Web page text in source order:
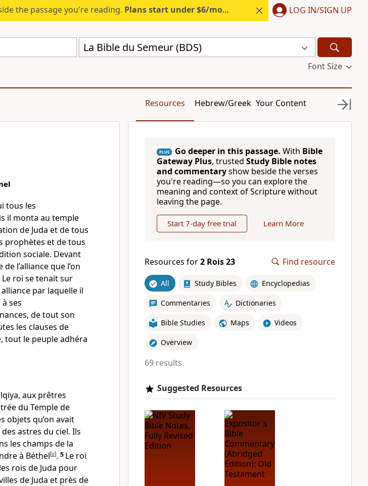
the passage you're reading. Plans start under $6/month. Start free. LOG IN/SIGN UP
La Bible du Semeur (BDS)
Font Size
Resources Hebrew/Greek Your Content
tous les
il monta au temple
de Juda et de tous
prophètes et de tous
sociale. Devant
l’alliance que l’on
Le roi se tenait sur
par laquelle il
ses
de tout son
les clauses de
tout le peuple adhéra
aux prêtres
du Temple de
objets qu’on avait
astres du ciel. Ils
les champs de la
à Béthel[a]. 5 Le roi
rois de Juda pour
de Juda et près de
PLUS Go deeper in this passage. With Bible
Gateway Plus, trusted Study Bible notes
and commentaryshow beside the verses
you're reading—so you can explore the
meaning and context of Scripture without
leaving the page.
Start 7-day free trial Learn More
Resources for2 Rois 23 Find resource
All Study Bibles Encyclopedias
Commentaries Dictionaries
Bible Studies Maps Videos
Overview
69 results
Suggested Resources